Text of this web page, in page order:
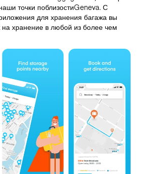
точки поблизостиGeneva. С
для хранения багажа вы
на хранение в любой из более чем